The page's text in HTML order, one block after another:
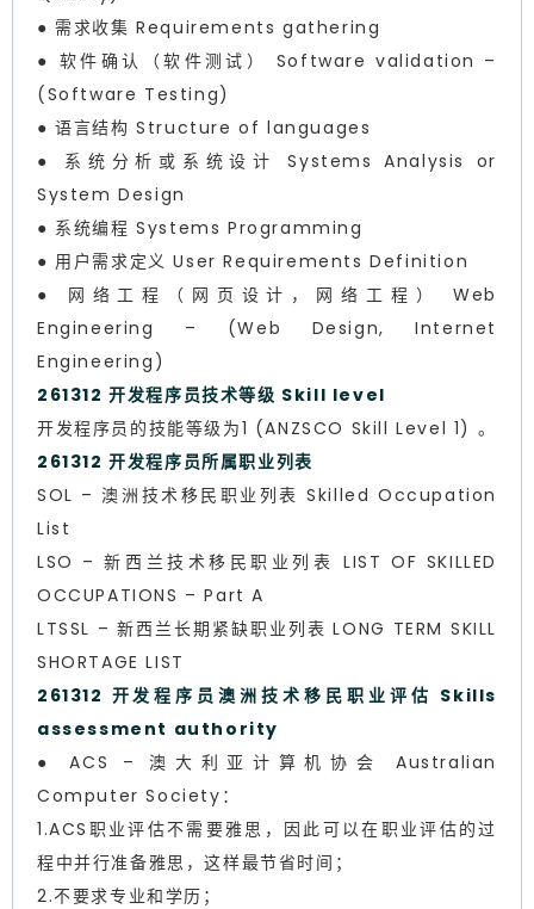
● 需求收集 Requirements gathering
● 软件确认（软件测试） Software validation –
(Software Testing)
● 语言结构 Structure of languages
● 系统分析或系统设计 Systems Analysis or
System Design
● 系统编程 Systems Programming
● 用户需求定义 User Requirements Definition
● 网络工程（网页设计，网络工程） Web
Engineering – (Web Design, Internet
Engineering)
261312 开发程序员技术等级 Skill level
开发程序员的技能等级为1 (ANZSCO Skill Level 1) 。
261312 开发程序员所属职业列表
SOL – 澳洲技术移民职业列表 Skilled Occupation
List
LSO – 新西兰技术移民职业列表 LIST OF SKILLED
OCCUPATIONS – Part A
LTSSL – 新西兰长期紧缺职业列表 LONG TERM SKILL
SHORTAGE LIST
261312 开发程序员澳洲技术移民职业评估 Skills
assessment authority
● ACS – 澳大利亚计算机协会 Australian
Computer Society：
1.ACS职业评估不需要雅思，因此可以在职业评估的过
程中并行准备雅思，这样最节省时间；
2.不要求专业和学历；